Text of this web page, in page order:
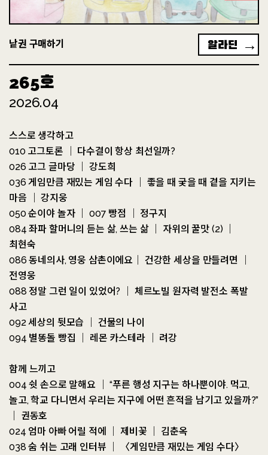
고래동무 후원현황
전체
4244
+
낱권 구매하기 알라딘
265호
2026.04
스스로 생각하고
010 고그토론 ｜ 다수결이 항상 최선일까?
026 고그 글마당 ｜ 강도희
036 게임만큼 재밌는 게임 수다 ｜ 좋을 때 궂을 때 곁을 지키는
마음 ｜ 강지웅
050 순이야 놀자 ｜ 007 빵점 ｜ 정구지
084 좌파 할머니의 듣는 삶, 쓰는 삶 ｜ 자위의 꿀맛 (2) ｜
최현숙
086 동네의사, 영웅 삼촌이에요｜ 건강한 세상을 만들려면 ｜
전영웅
088 정말 그런 일이 있었어? ｜ 체르노빌 원자력 발전소 폭발
사고
092 세상의 뒷모습 ｜ 건물의 나이
094 별똥돌 빵집 ｜ 레몬 카스테라 ｜ 려강
함께 느끼고
004 쉿 손으로 말해요 ｜ “푸른 행성 지구는 하나뿐이야. 먹고,
놀고, 학교 다니면서 우리는 지구에 어떤 흔적을 남기고 있을까?”
｜ 권동호
024 엄마 아빠 어릴 적에 ｜ 제비꽃 ｜ 김춘옥
038 숨 쉬는 고래 인터뷰 ｜ 〈게임만큼 재밌는 게임 수다〉